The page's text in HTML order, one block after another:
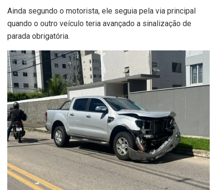
Ainda segundo o motorista, ele seguia pela via principal
quando o outro veículo teria avançado a sinalização de
parada obrigatória.